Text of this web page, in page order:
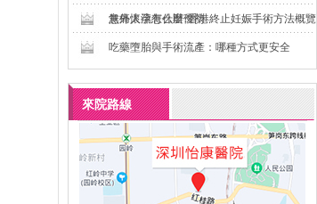
無痛人流有什麼優勢
意外懷孕怎么辦?香港終止妊娠手術方法概覽
吃藥墮胎與手術流產：哪種方式更安全
來院路線